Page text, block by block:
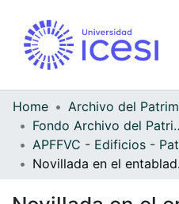
Home
Fondo Archivo del